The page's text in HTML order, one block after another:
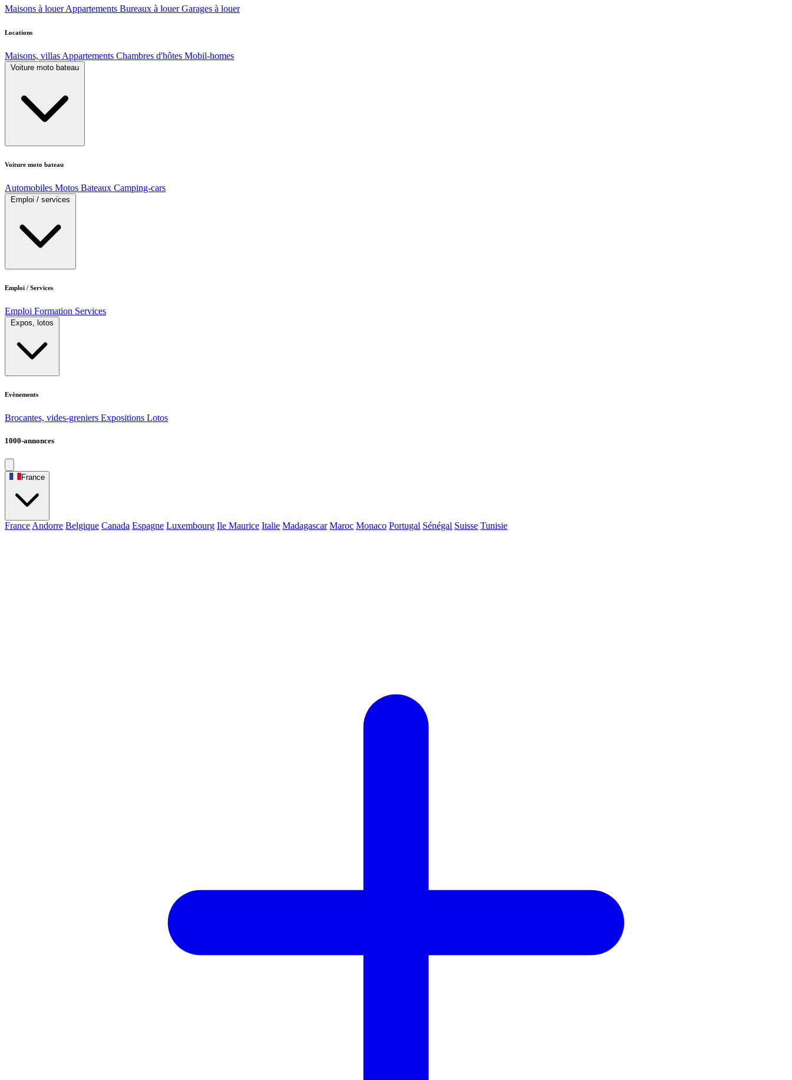
Maisons à louer Appartements Bureaux à louer Garages à louer
Locations
Maisons, villas Appartements Chambres d'hôtes Mobil-homes
Voiture moto bateau
Voiture moto bateau
Automobiles Motos Bateaux Camping-cars
Emploi / services
Emploi / Services
Emploi Formation Services
Expos, lotos
Evènements
Brocantes, vides-greniers Expositions Lotos
1000-annonces
France
France Andorre Belgique Canada Espagne Luxembourg Ile Maurice Italie Madagascar Maroc Monaco Portugal Sénégal Suisse Tunisie